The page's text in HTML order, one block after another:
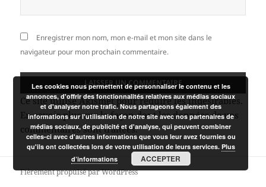
Enregistrer mon nom, mon e-mail et mon site dans le
navigateur pour mon prochain commentaire.
Ce site utilise Akismet pour réduire les indésirables.
En savoir plus sur la façon dont les données de vos
commentaires sont traitées.
Fièrement propulsé par WordPress
Les cookies nous permettent de personnaliser le contenu et les
annonces, d'offrir des fonctionnalités relatives aux médias sociaux
et d'analyser notre trafic. Nous partageons également des
informations sur l'utilisation de notre site avec nos partenaires de
médias sociaux, de publicité et d'analyse, qui peuvent combiner
celles-ci avec d'autres informations que vous leur avez fournies ou
qu'ils ont collectées lors de votre utilisation de leurs services. Plus
d’informations
ACCEPTER